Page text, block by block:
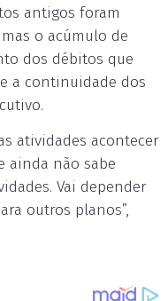
antigos foram
o acúmulo de
dos débitos que
a continuidade dos
atividades acontecer
ainda não sabe
Vai depender
outros planos”,